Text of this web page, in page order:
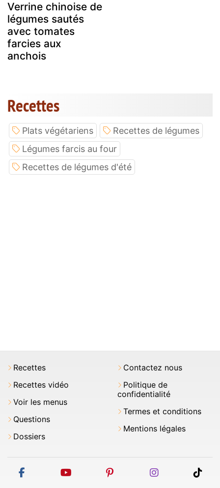
Verrine chinoise de
légumes sautés
avec tomates
farcies aux
anchois
Recettes
Plats végétariens
Recettes de légumes
Légumes farcis au four
Recettes de légumes d'été
Recettes
Recettes vidéo
Voir les menus
Questions
Dossiers
Contactez nous
Politique de
confidentialité
Termes et conditions
Mentions légales
facebook youtube pinterest instagram